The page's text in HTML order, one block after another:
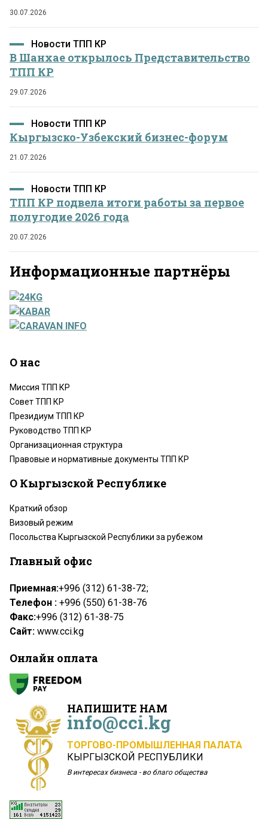
30.07.2026
Новости ТПП КР
В Шанхае открылось Представительство
ТПП КР
29.07.2026
Новости ТПП КР
Кыргызско-Узбекский бизнес-форум
21.07.2026
Новости ТПП КР
ТПП КР подвела итоги работы за первое
полугодие 2026 года
20.07.2026
Информационные партнёры
НАПИШИТЕ НАМ
info@cci.kg
ТОРГОВО-ПРОМЫШЛЕННАЯ ПАЛАТА
КЫРГЫЗСКОЙ РЕСПУБЛИКИ
В интересах бизнеса - во благо общества
О нас
Миссия ТПП КР
Совет ТПП КР
Президиум ТПП КР
Руководство ТПП КР
Организационная структура
Правовые и нормативные документы ТПП КР
О Кыргызской Республике
Краткий обзор
Визовый режим
Посольства Кыргызской Республики за рубежом
Главный офис
Приемная:+996 (312) 61-38-72;
Телефон : +996 (550) 61-38-76
Факс:+996 (312) 61-38-75
Сайт: www.cci.kg
Онлайн оплата